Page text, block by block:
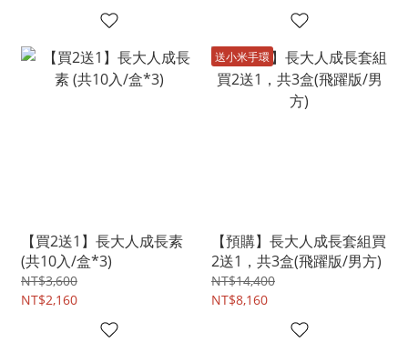
【買2送1】長大人成長素
(共10入/盒*3)
NT$3,600
NT$2,160
送小米手環
【預購】長大人成長套組買
2送1，共3盒(飛躍版/男方)
NT$14,400
NT$8,160